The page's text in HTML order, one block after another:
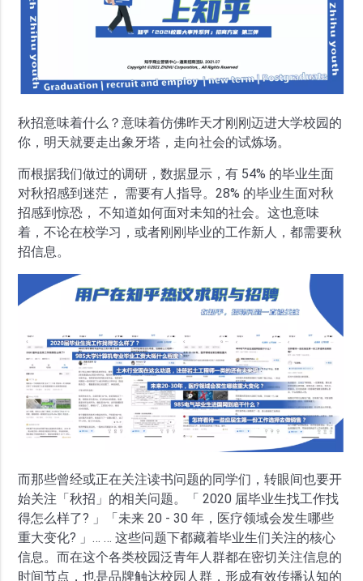
秋招意味着什么？意味着仿佛昨天才刚刚迈进大学校园的
你，明天就要走出象牙塔，走向社会的试炼场。
而根据我们做过的调研，数据显示，有 54% 的毕业生面
对秋招感到迷茫， 需要有人指导。28% 的毕业生面对秋
招感到惊恐， 不知道如何面对未知的社会。这也意味
着，不论在校学习，或者刚刚毕业的工作新人，都需要秋
招信息。
而那些曾经或正在关注读书问题的同学们，转眼间也要开
始关注「秋招」的相关问题。「 2020 届毕业生找工作找
得怎么样了? 」「未来 20 - 30 年，医疗领域会发生哪些
重大变化? 」… … 这些问题下都藏着毕业生们关注的核心
信息。而在这个各类校园泛青年人群都在密切关注信息的
时间节点，也是品牌触达校园人群，形成有效传播认知的